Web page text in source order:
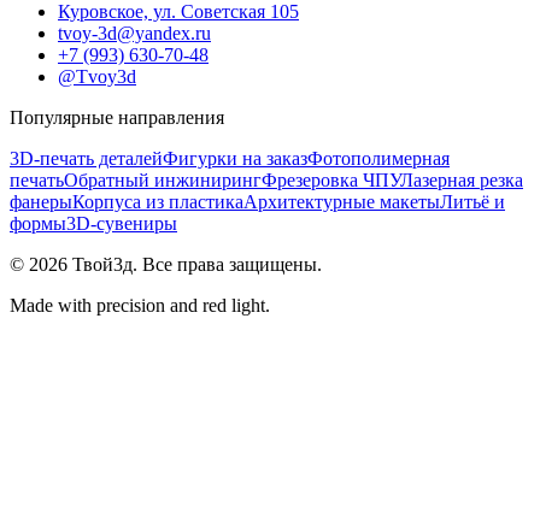
Куровское, ул. Советская 105
tvoy-3d@yandex.ru
+7 (993) 630-70-48
@Tvoy3d
Популярные направления
3D-печать деталейФигурки на заказФотополимерная
печатьОбратный инжинирингФрезеровка ЧПУЛазерная резка
фанерыКорпуса из пластикаАрхитектурные макетыЛитьё и
формы3D-сувениры
© 2026 Твой3д. Все права защищены.
Made with precision and red light.